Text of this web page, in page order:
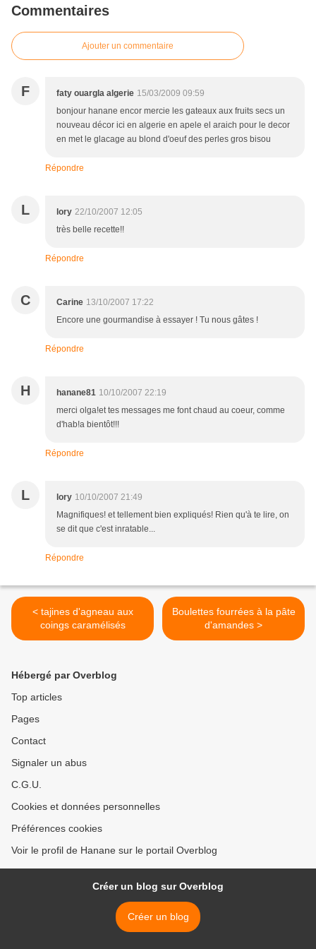
Commentaires
Ajouter un commentaire
F faty ouargla algerie 15/03/2009 09:59
bonjour hanane encor mercie les gateaux aux fruits secs un
nouveau décor ici en algerie en apele el araich pour le decor
en met le glacage au blond d'oeuf des perles gros bisou
Répondre
L lory 22/10/2007 12:05
très belle recette!!
Répondre
C Carine 13/10/2007 17:22
Encore une gourmandise à essayer ! Tu nous gâtes !
Répondre
H hanane81 10/10/2007 22:19
merci olga!et tes messages me font chaud au coeur, comme
d'hab!a bientôt!!!
Répondre
L lory 10/10/2007 21:49
Magnifiques! et tellement bien expliqués! Rien qu'à te lire, on
se dit que c'est inratable...
Répondre
< tajines d'agneau aux
coings caramélisés
Boulettes fourrées à la pâte
d'amandes >
Hébergé par Overblog
Top articles
Pages
Contact
Signaler un abus
C.G.U.
Cookies et données personnelles
Préférences cookies
Voir le profil de Hanane sur le portail Overblog
Créer un blog sur Overblog
Créer un blog